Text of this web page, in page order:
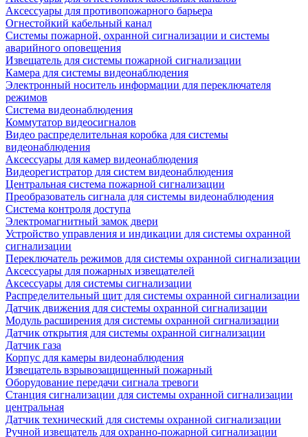
Аксессуары для противопожарного барьера
Огнестойкий кабельный канал
Системы пожарной, охранной сигнализации и системы
аварийного оповещения
Извещатель для системы пожарной сигнализации
Камера для системы видеонаблюдения
Электронный носитель информации для переключателя
режимов
Система видеонаблюдения
Коммутатор видеосигналов
Видео распределительная коробка для системы
видеонаблюдения
Аксессуары для камер видеонаблюдения
Видеорегистратор для систем видеонаблюдения
Центральная система пожарной сигнализации
Преобразователь сигнала для системы видеонаблюдения
Система контроля доступа
Электромагнитный замок двери
Устройство управления и индикации для системы охранной
сигнализации
Переключатель режимов для системы охранной сигнализации
Аксессуары для пожарных извещателей
Аксессуары для системы сигнализации
Распределительный щит для системы охранной сигнализации
Датчик движения для системы охранной сигнализации
Модуль расширения для системы охранной сигнализации
Датчик открытия для системы охранной сигнализации
Датчик газа
Корпус для камеры видеонаблюдения
Извещатель взрывозащищенный пожарный
Оборудование передачи сигнала тревоги
Станция сигнализации для системы охранной сигнализации
центральная
Датчик технический для системы охранной сигнализации
Ручной извещатель для охранно-пожарной сигнализации